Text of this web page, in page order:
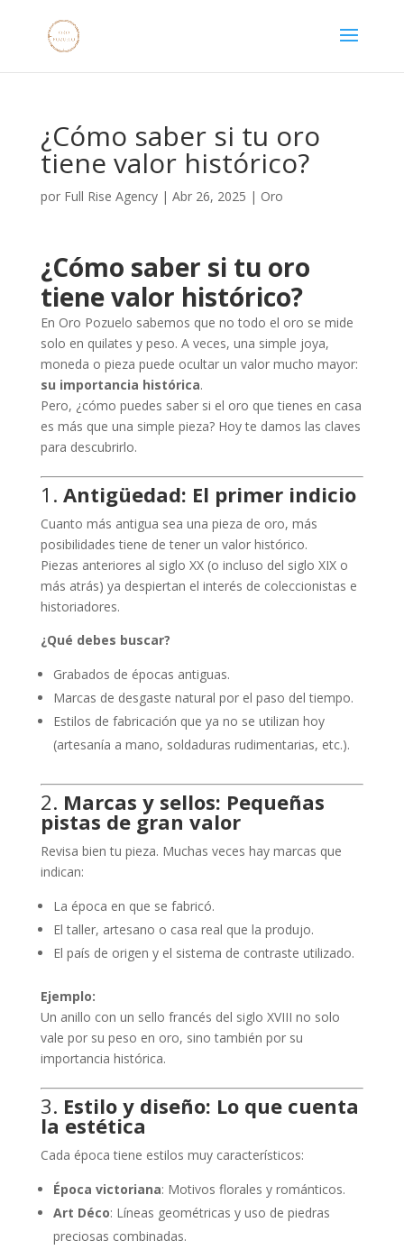
¿Cómo saber si tu oro
tiene valor histórico?
por Full Rise Agency| Abr 26, 2025 | Oro
¿Cómo saber si tu oro
tiene valor histórico?
En Oro Pozuelo sabemos que no todo el oro se mide
solo en quilates y peso. A veces, una simple joya,
moneda o pieza puede ocultar un valor mucho mayor:
su importancia histórica.
Pero, ¿cómo puedes saber si el oro que tienes en casa
es más que una simple pieza? Hoy te damos las claves
para descubrirlo.
1. Antigüedad: El primer indicio
Cuanto más antigua sea una pieza de oro, más
posibilidades tiene de tener un valor histórico.
Piezas anteriores al siglo XX (o incluso del siglo XIX o
más atrás) ya despiertan el interés de coleccionistas e
historiadores.
¿Qué debes buscar?
Grabados de épocas antiguas.
Marcas de desgaste natural por el paso del tiempo.
Estilos de fabricación que ya no se utilizan hoy
(artesanía a mano, soldaduras rudimentarias, etc.).
2. Marcas y sellos: Pequeñas
pistas de gran valor
Revisa bien tu pieza. Muchas veces hay marcas que
indican:
La época en que se fabricó.
El taller, artesano o casa real que la produjo.
El país de origen y el sistema de contraste utilizado.
Ejemplo:
Un anillo con un sello francés del siglo XVIII no solo
vale por su peso en oro, sino también por su
importancia histórica.
3. Estilo y diseño: Lo que cuenta
la estética
Cada época tiene estilos muy característicos:
Época victoriana: Motivos florales y románticos.
Art Déco: Líneas geométricas y uso de piedras
preciosas combinadas.